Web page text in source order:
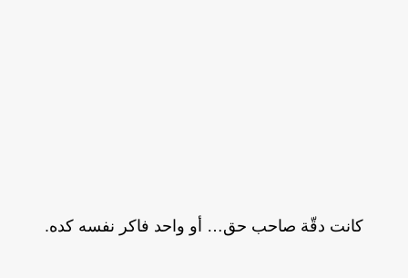
كانت دقّة صاحب حق… أو واحد فاكر نفسه كده.